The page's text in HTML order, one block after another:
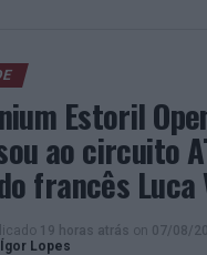
CONTEÚDO
DIA DA LINGUAGEM GESTUAL
junta-se à Semana
programação intensa
Estoril
ao circuito
francês Luca
19 horas atrás on 07/08/
Ígor Lopes